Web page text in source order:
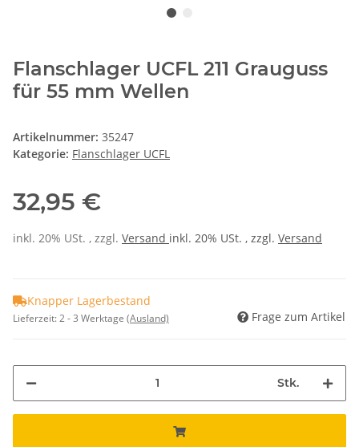
Flanschlager UCFL 211 Grauguss
für 55 mm Wellen
Artikelnummer: 35247
Kategorie: Flanschlager UCFL
32,95 €
inkl. 20% USt. , zzgl. Versand inkl. 20% USt. , zzgl. Versand
Knapper Lagerbestand
Lieferzeit:2 - 3 Werktage (Ausland) Frage zum Artikel
Stk.